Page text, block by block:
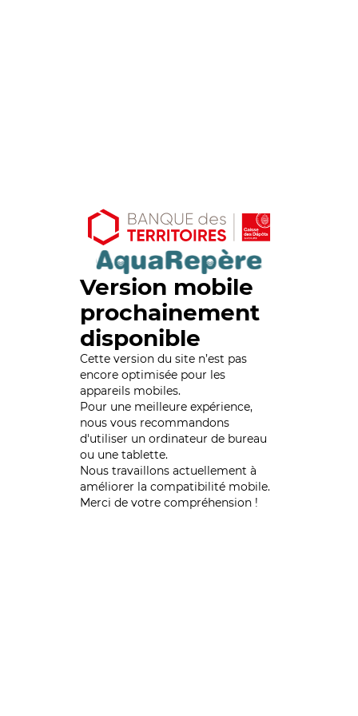
Version mobile
prochainement
disponible
Cette version du site n’est pas
encore optimisée pour les
appareils mobiles.
Pour une meilleure expérience,
nous vous recommandons
d'utiliser un ordinateur de bureau
ou une tablette.
Nous travaillons actuellement à
améliorer la compatibilité mobile.
Merci de votre compréhension !